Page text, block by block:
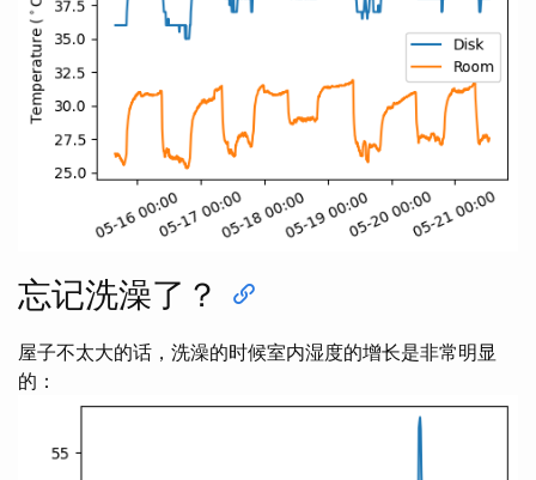
忘记洗澡了？
屋子不太大的话，洗澡的时候室内湿度的增长是非常明显
的：